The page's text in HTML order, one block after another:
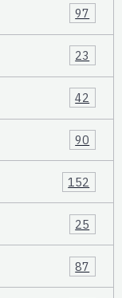
97
23
42
90
152
25
87